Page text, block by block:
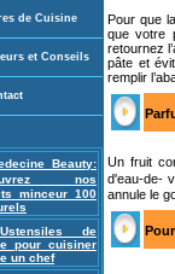
de Cuisine
et Conseils
Beauty:
nos
minceur 100
Ustensiles de
pour cuisiner
un chef
Pour que
que votre
retournez
pâte et
remplir
Un fruit
d'eau-de-
annule le